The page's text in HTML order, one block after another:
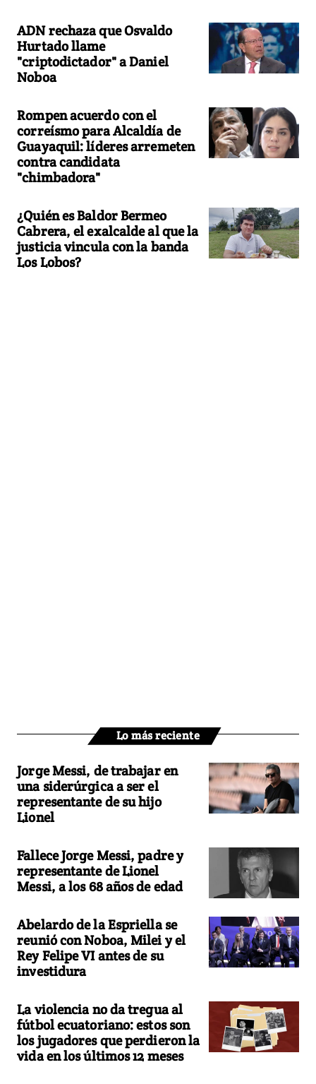
ADN rechaza que Osvaldo
Hurtado llame
"criptodictador" a Daniel
Noboa
Rompen acuerdo con el
correísmo para Alcaldía de
Guayaquil: líderes arremeten
contra candidata
"chimbadora"
¿Quién es Baldor Bermeo
Cabrera, el exalcalde al que la
justicia vincula con la banda
Los Lobos?
Lo más reciente
Jorge Messi, de trabajar en
una siderúrgica a ser el
representante de su hijo
Lionel
Fallece Jorge Messi, padre y
representante de Lionel
Messi, a los 68 años de edad
Abelardo de la Espriella se
reunió con Noboa, Milei y el
Rey Felipe VI antes de su
investidura
La violencia no da tregua al
fútbol ecuatoriano: estos son
los jugadores que perdieron la
vida en los últimos 12 meses